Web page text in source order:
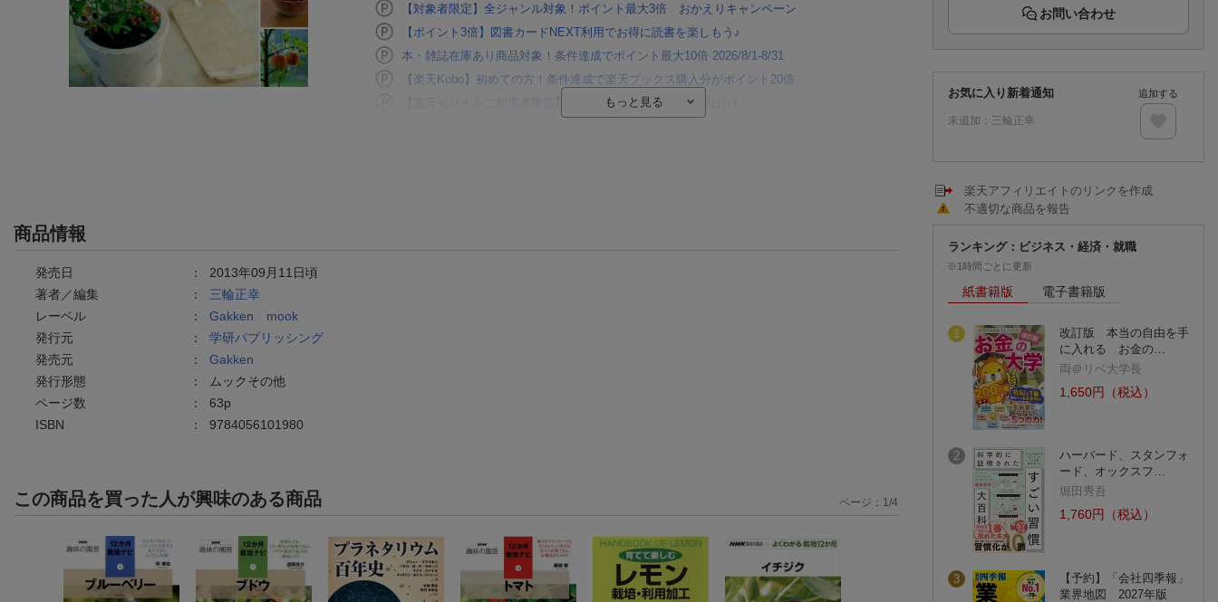
【対象者限定】全ジャンル対象！ポイント最大3倍 おかえりキャンペーン
【ポイント3倍】図書カードNEXT利用でお得に読書を楽しもう♪
本・雑誌在庫あり商品対象！条件達成でポイント最大10倍 2026/8/1-8/31
【楽天Kobo】初めての方！条件達成で楽天ブックス購入分がポイント20倍
【楽天モバイルご利用者限定】条件達成で100万ポイント山分け！
商品情報
発売日 ： 2013年09月11日頃
著者／編集
： 三輪正幸
レーベル
： Gakken mook
発行元
： 学研パブリッシング
発売元
： Gakken
発行形態
：
ムックその他
ページ数
： 63p
ISBN
： 9784056101980
この商品を買った人が興味のある商品 ページ： 1 /4
お問い合わせ
お気に入り新着通知
未追加： 三輪正幸
追加する
楽天アフィリエイトのリンクを作成
不適切な商品を報告
ランキング：ビジネス・経済・就職
※1時間ごとに更新
紙書籍版 電子書籍版
1
改訂版 本当の自由を手
に入れる お金の…
両＠リベ大学長
1,650円（税込）
2
ハーバード、スタンフォ
ード、オックスフ…
堀田秀吾
1,760円（税込）
3
【予約】「会社四季報」
業界地図 2027年版